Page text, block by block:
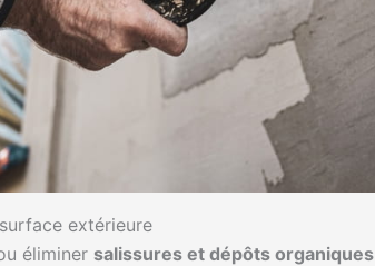
extérieure
éliminer salissures et dépôts organiques